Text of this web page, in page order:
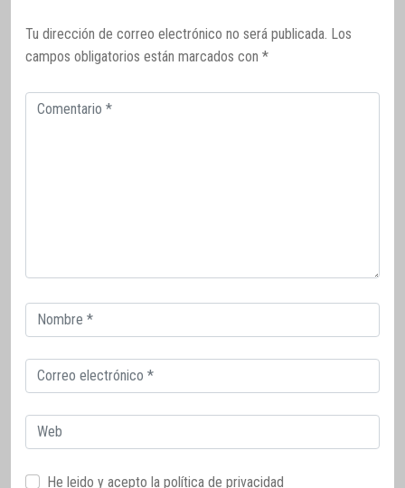
Tu dirección de correo electrónico no será publicada. Los
campos obligatorios están marcados con *
Comentario
Correo
electrónico
Correo
electrónico
Web
He leido y acepto la política de privacidad